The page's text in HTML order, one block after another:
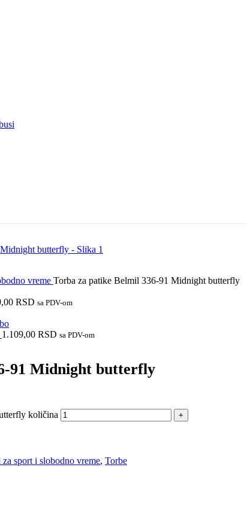
vreme Torba za patike Belmil 336-91 Midnight butterfly
RSD sa PDV-om
1.109,00 RSD sa PDV-om
91 Midnight butterfly
količina
za sport i slobodno vreme, Torbe